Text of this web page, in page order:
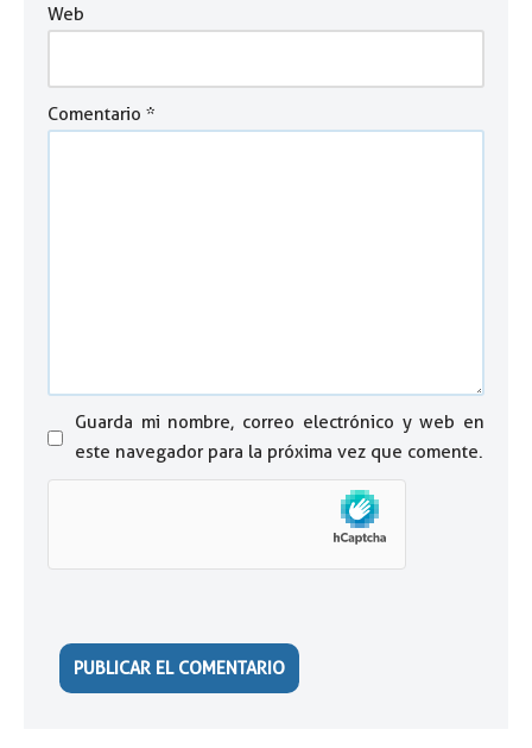
Web
Comentario *
Guarda mi nombre, correo electrónico y web en
este navegador para la próxima vez que comente.